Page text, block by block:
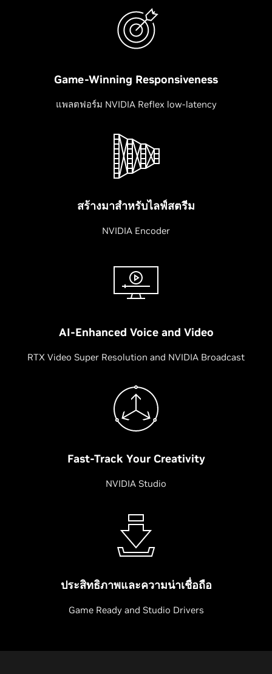
Game-Winning Responsiveness
แพลตฟอร์ม NVIDIA Reflex low-latency
สร้างมาสำหรับไลฟ์สตรีม
NVIDIA Encoder
AI-Enhanced Voice and Video
RTX Video Super Resolution and NVIDIA Broadcast
Fast-Track Your Creativity
NVIDIA Studio
ประสิทธิภาพและความน่าเชื่อถือ
Game Ready and Studio Drivers